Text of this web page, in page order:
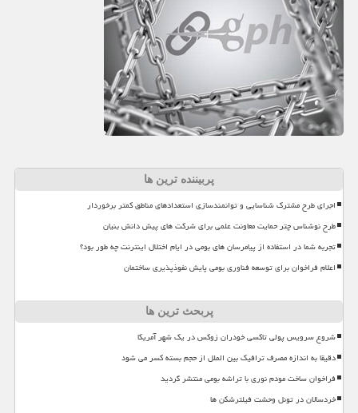
پربیننده ترین ها
اجرای طرح مشترک شناسایی و توانمندسازی استعدادهای مناطق کمتر برخوردار
طرح نوشناس چتر حمایت معاونت علمی برای شرکت های پیش دانش بنیان
تجربه شما در استفاده از پیامرسان های بومی در ایام اختلال اینترنت چه طور بود؟
اعلام فراخوان برای توسعه فناوری بومی پایش نفوذپذیری ساختمان
پربحث ترین ها
شروع سرویس پولی تاکسی خودران زوکس در یک شهر آمریکا
دقیقا به اندازه مصرف ترافیک بین الملل از حجم بسته کسر می شود
فراخوان ساخت مودم نوری با تراشه بومی منتشر گردید
خردسالان در تونل وحشت فیلترشکن ها